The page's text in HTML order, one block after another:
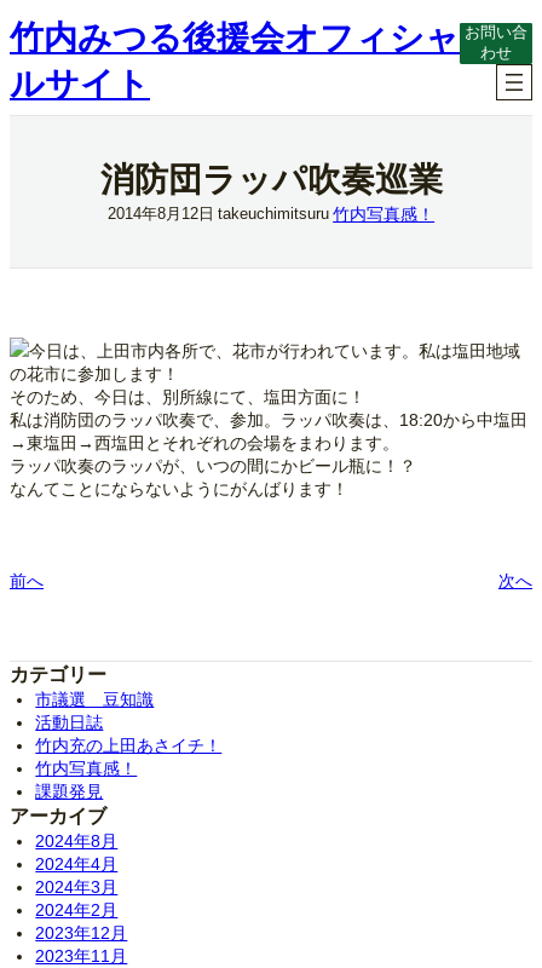
内
容
ス
キ
竹内みつる後援会オフィシャ
ルサイト
お問い合
わせ
消防団ラッパ吹奏巡業
2014年8月12日 takeuchimitsuru 竹内写真感！
今日は、上田市内各所で、花市が行われています。私は塩田地域
の花市に参加します！
そのため、今日は、別所線にて、塩田方面に！
私は消防団のラッパ吹奏で、参加。ラッパ吹奏は、18:20から中塩田
→東塩田→西塩田とそれぞれの会場をまわります。
ラッパ吹奏のラッパが、いつの間にかビール瓶に！？
なんてことにならないようにがんばります！
前へ 次へ
カテゴリー
市議選 豆知識
活動日誌
竹内充の上田あさイチ！
竹内写真感！
課題発見
アーカイブ
2024年8月
2024年4月
2024年3月
2024年2月
2023年12月
2023年11月